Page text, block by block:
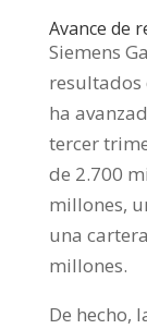
Avance de
Siemens
ha
tercer
de 2.700
millones,
una
millones.
De hecho,